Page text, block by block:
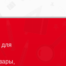
для